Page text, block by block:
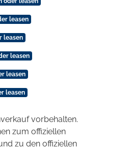
leasen
leasen
leasen
leasen
leasen
vorbehalten.
zum offiziellen
zu den offiziellen